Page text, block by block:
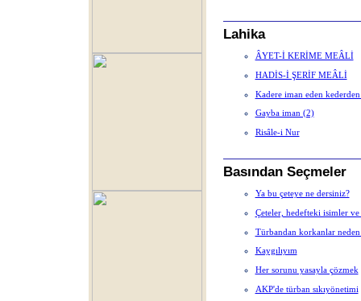
Lahika
ÂYET-İ KERİME MEÂLİ
HADİS-İ ŞERİF MEÂLİ
Kadere iman eden
Gayba iman (2)
Risâle-i Nur
Basından Seçmeler
Ya bu çeteye ne dersiniz?
Çeteler, hedefteki isimler
Türbandan korkanlar
Kaygılıyım
Her sorunu yasayla çözmek
AKP'de türban sıkıyönetimi